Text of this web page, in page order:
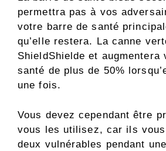
permettra pas à vos
votre barre de santé
qu’elle restera. La canne
ShieldShielde et augmentera
santé de plus de 50%
une fois.
Vous devez cependant être
vous les utilisez, car ils vous
deux vulnérables pendant